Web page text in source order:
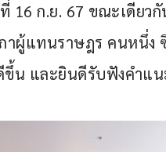
16 ก.ย. 67 ขณะเดียว
แทนราษฎร คนหนึ่ง ซึ่
น และยินดีรับฟังคำแ